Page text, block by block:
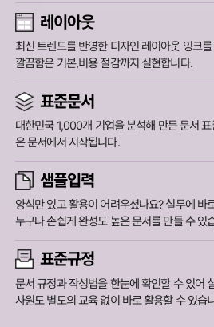
레이아웃
최신 트렌드를 반영한 디자인 레이아웃 잉크
깔끔함은 기본,비용 절감까지 실현합니다.
표준문서
대한민국 1,000개 기업을 분석해 만든 문서 표
은 문서에서 시작됩니다.
샘플입력
양식만 있고 활용이 어려우셨나요? 실무에 바
누구나 손쉽게 완성도 높은 문서를 만들 수 있
표준규정
문서 규정과 작성법을 한눈에 확인할 수 있어
사원도 별도의 교육 없이 바로 활용할 수 있습